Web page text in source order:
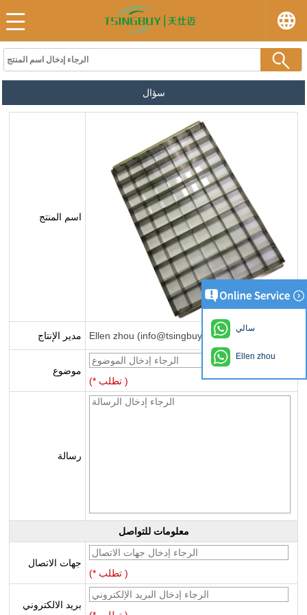
سؤال
اسم المنتج
مدير الإنتاج Ellen zhou (info@tsingbuy.com)
موضوع
(* تطلب )
رسالة
معلومات للتواصل
جهات الاتصال
(* تطلب )
بريد الالكتروني
سالي
Ellen zhou